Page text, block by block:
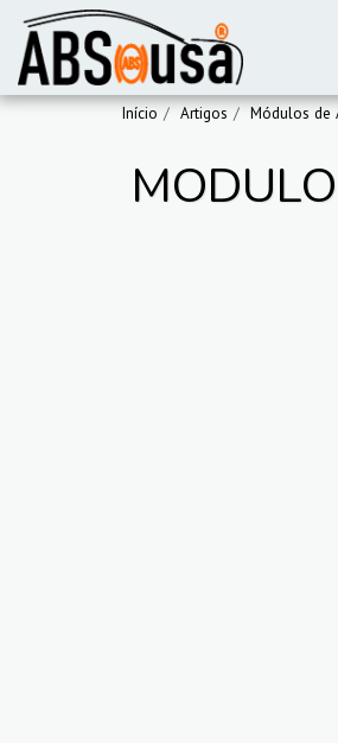
Início Artigos Módulos de